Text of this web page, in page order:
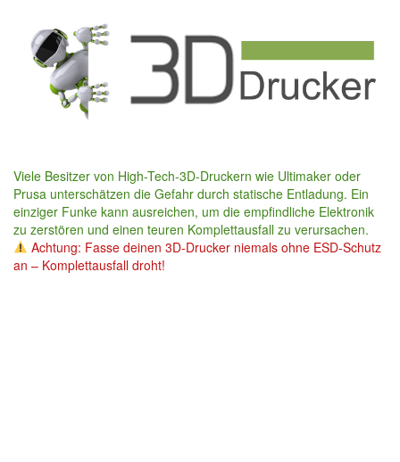
content
Viele Besitzer von High-Tech-3D-Druckern wie Ultimaker oder
Prusa unterschätzen die Gefahr durch statische Entladung. Ein
einziger Funke kann ausreichen, um die empfindliche Elektronik
zu zerstören und einen teuren Komplettausfall zu verursachen.
Achtung: Fasse deinen 3D-Drucker niemals ohne ESD-Schutz
an – Komplettausfall droht!